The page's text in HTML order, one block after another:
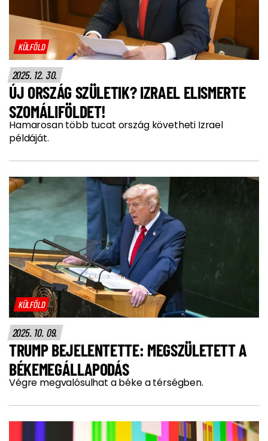
KÜLFÖLD
2025. 12. 30.
ÚJ ORSZÁG SZÜLETIK? IZRAEL ELISMERTE
SZOMÁLIFÖLDET!
Hamarosan több tucat ország követheti Izrael
példáját.
KÜLFÖLD
2025. 10. 09.
TRUMP BEJELENTETTE: MEGSZÜLETETT A
BÉKEMEGÁLLAPODÁS
Végre megvalósulhat a béke a térségben.